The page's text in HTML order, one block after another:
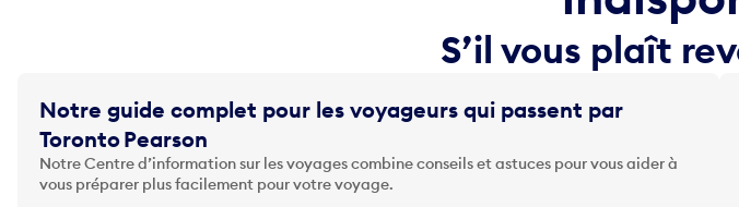
S’il vous plaît
Notre guide complet pour les voyageurs qui passent par
Toronto Pearson
Notre Centre d’information sur les voyages combine conseils et astuces pour vous aider à
vous préparer plus facilement pour votre voyage.